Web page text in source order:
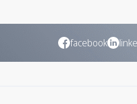
facebook